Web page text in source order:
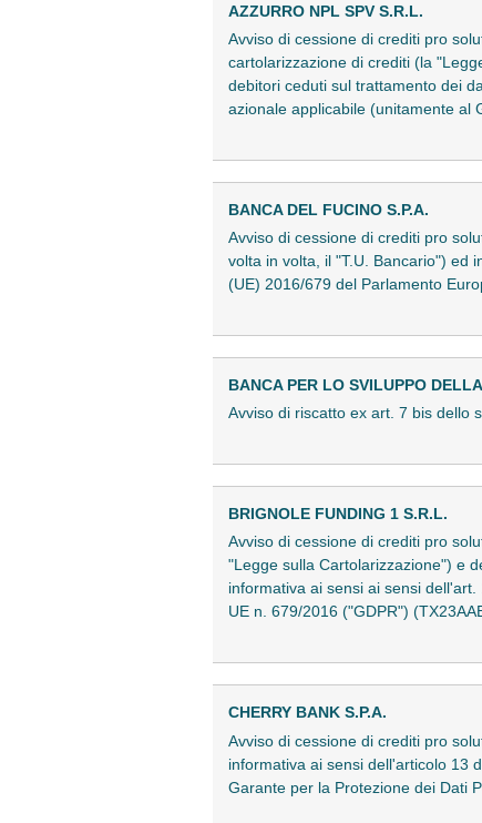
AZZURRO NPL SPV S.R.L.
Avviso di cessione di crediti pro
cartolarizzazione di crediti (la
debitori ceduti sul trattamento dei
azionale applicabile (unitamente al
BANCA DEL FUCINO S.P.A.
Avviso di cessione di crediti pro
volta in volta, il "T.U. Bancario") ed
(UE) 2016/679 del Parlamento
BANCA PER LO SVILUPPO
Avviso di riscatto ex art. 7 bis dello
BRIGNOLE FUNDING 1 S.R.L.
Avviso di cessione di crediti pro
"Legge sulla Cartolarizzazione") e
informativa ai sensi ai sensi
UE n. 679/2016 ("GDPR")
CHERRY BANK S.P.A.
Avviso di cessione di crediti pro
informativa ai sensi dell'articolo 13
Garante per la Protezione dei Dati